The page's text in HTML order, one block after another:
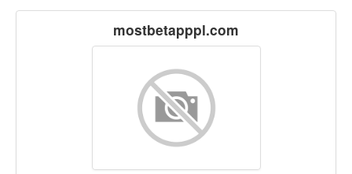
mostbetapppl.com